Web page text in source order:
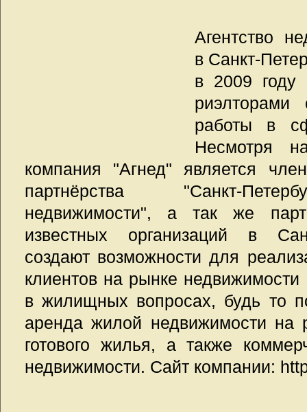
Агентство
в Санкт-
в 2009 году
работы в
Несмотря
компания "Агнед" является
партнёрства "Санкт-
недвижимости", а так же
известных организаций в
создают возможности для
клиентов на рынке
в жилищных вопросах, будь то
аренда жилой недвижимости на
готового жилья, а также
недвижимости. Сайт компании: